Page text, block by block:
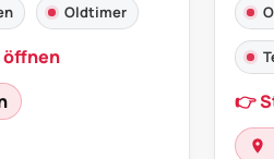
Oldtimer
👉